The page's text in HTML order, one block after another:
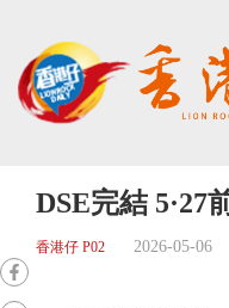
DSE完結 5·27
香港仔 P02 2026-05-06